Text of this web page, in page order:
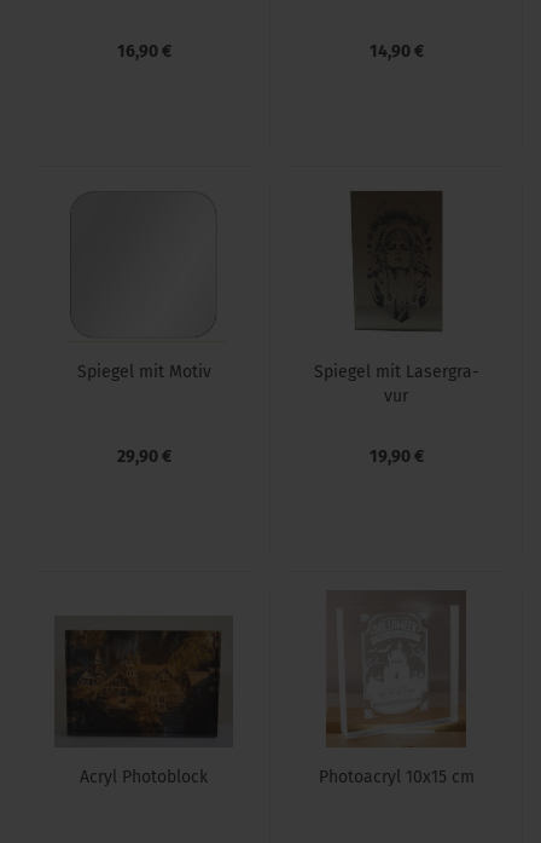
16,90 € 14,90 €
Spie­gel mit Motiv
29,90 €
Spie­gel mit La­ser­gra­
vur
19,90 €
Acryl Pho­to­block Pho­toacryl 10x15 cm